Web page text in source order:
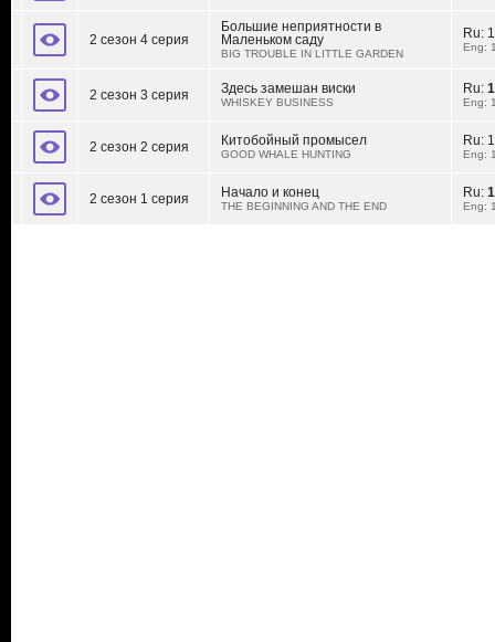
2 сезон 4 серия
Большие неприятности в
Маленьком саду
BIG TROUBLE IN LITTLE GARDEN
Ru:
Eng:
2 сезон 3 серия Здесь замешан виски
WHISKEY BUSINESS
Ru:
Eng:
2 сезон 2 серия Китобойный промысел
GOOD WHALE HUNTING
Ru:
Eng:
2 сезон 1 серия Начало и конец
THE BEGINNING AND THE END
Ru:
Eng: